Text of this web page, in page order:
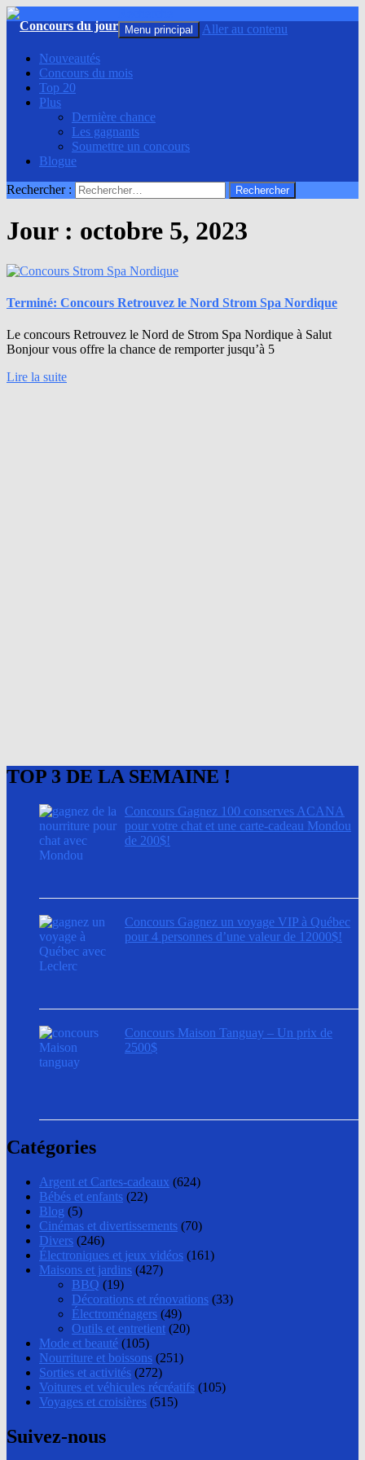
Menu principal Aller au contenu
Nouveautés
Concours du mois
Top 20
Plus
Dernière chance
Les gagnants
Soumettre un concours
Blogue
Rechercher :
Jour : octobre 5, 2023
Terminé: Concours Retrouvez le Nord Strom Spa Nordique
Le concours Retrouvez le Nord de Strom Spa Nordique à Salut
Bonjour vous offre la chance de remporter jusqu’à 5
Lire la suite
TOP 3 DE LA SEMAINE !
Concours Gagnez 100 conserves ACANA
pour votre chat et une carte-cadeau Mondou
de 200$!
Concours Gagnez un voyage VIP à Québec
pour 4 personnes d’une valeur de 12000$!
Concours Maison Tanguay – Un prix de
2500$
Catégories
Argent et Cartes-cadeaux (624)
Bébés et enfants (22)
Blog (5)
Cinémas et divertissements (70)
Divers (246)
Électroniques et jeux vidéos (161)
Maisons et jardins (427)
BBQ (19)
Décorations et rénovations (33)
Électroménagers (49)
Outils et entretient (20)
Mode et beauté (105)
Nourriture et boissons (251)
Sorties et activités (272)
Voitures et véhicules récréatifs (105)
Voyages et croisières (515)
Suivez-nous